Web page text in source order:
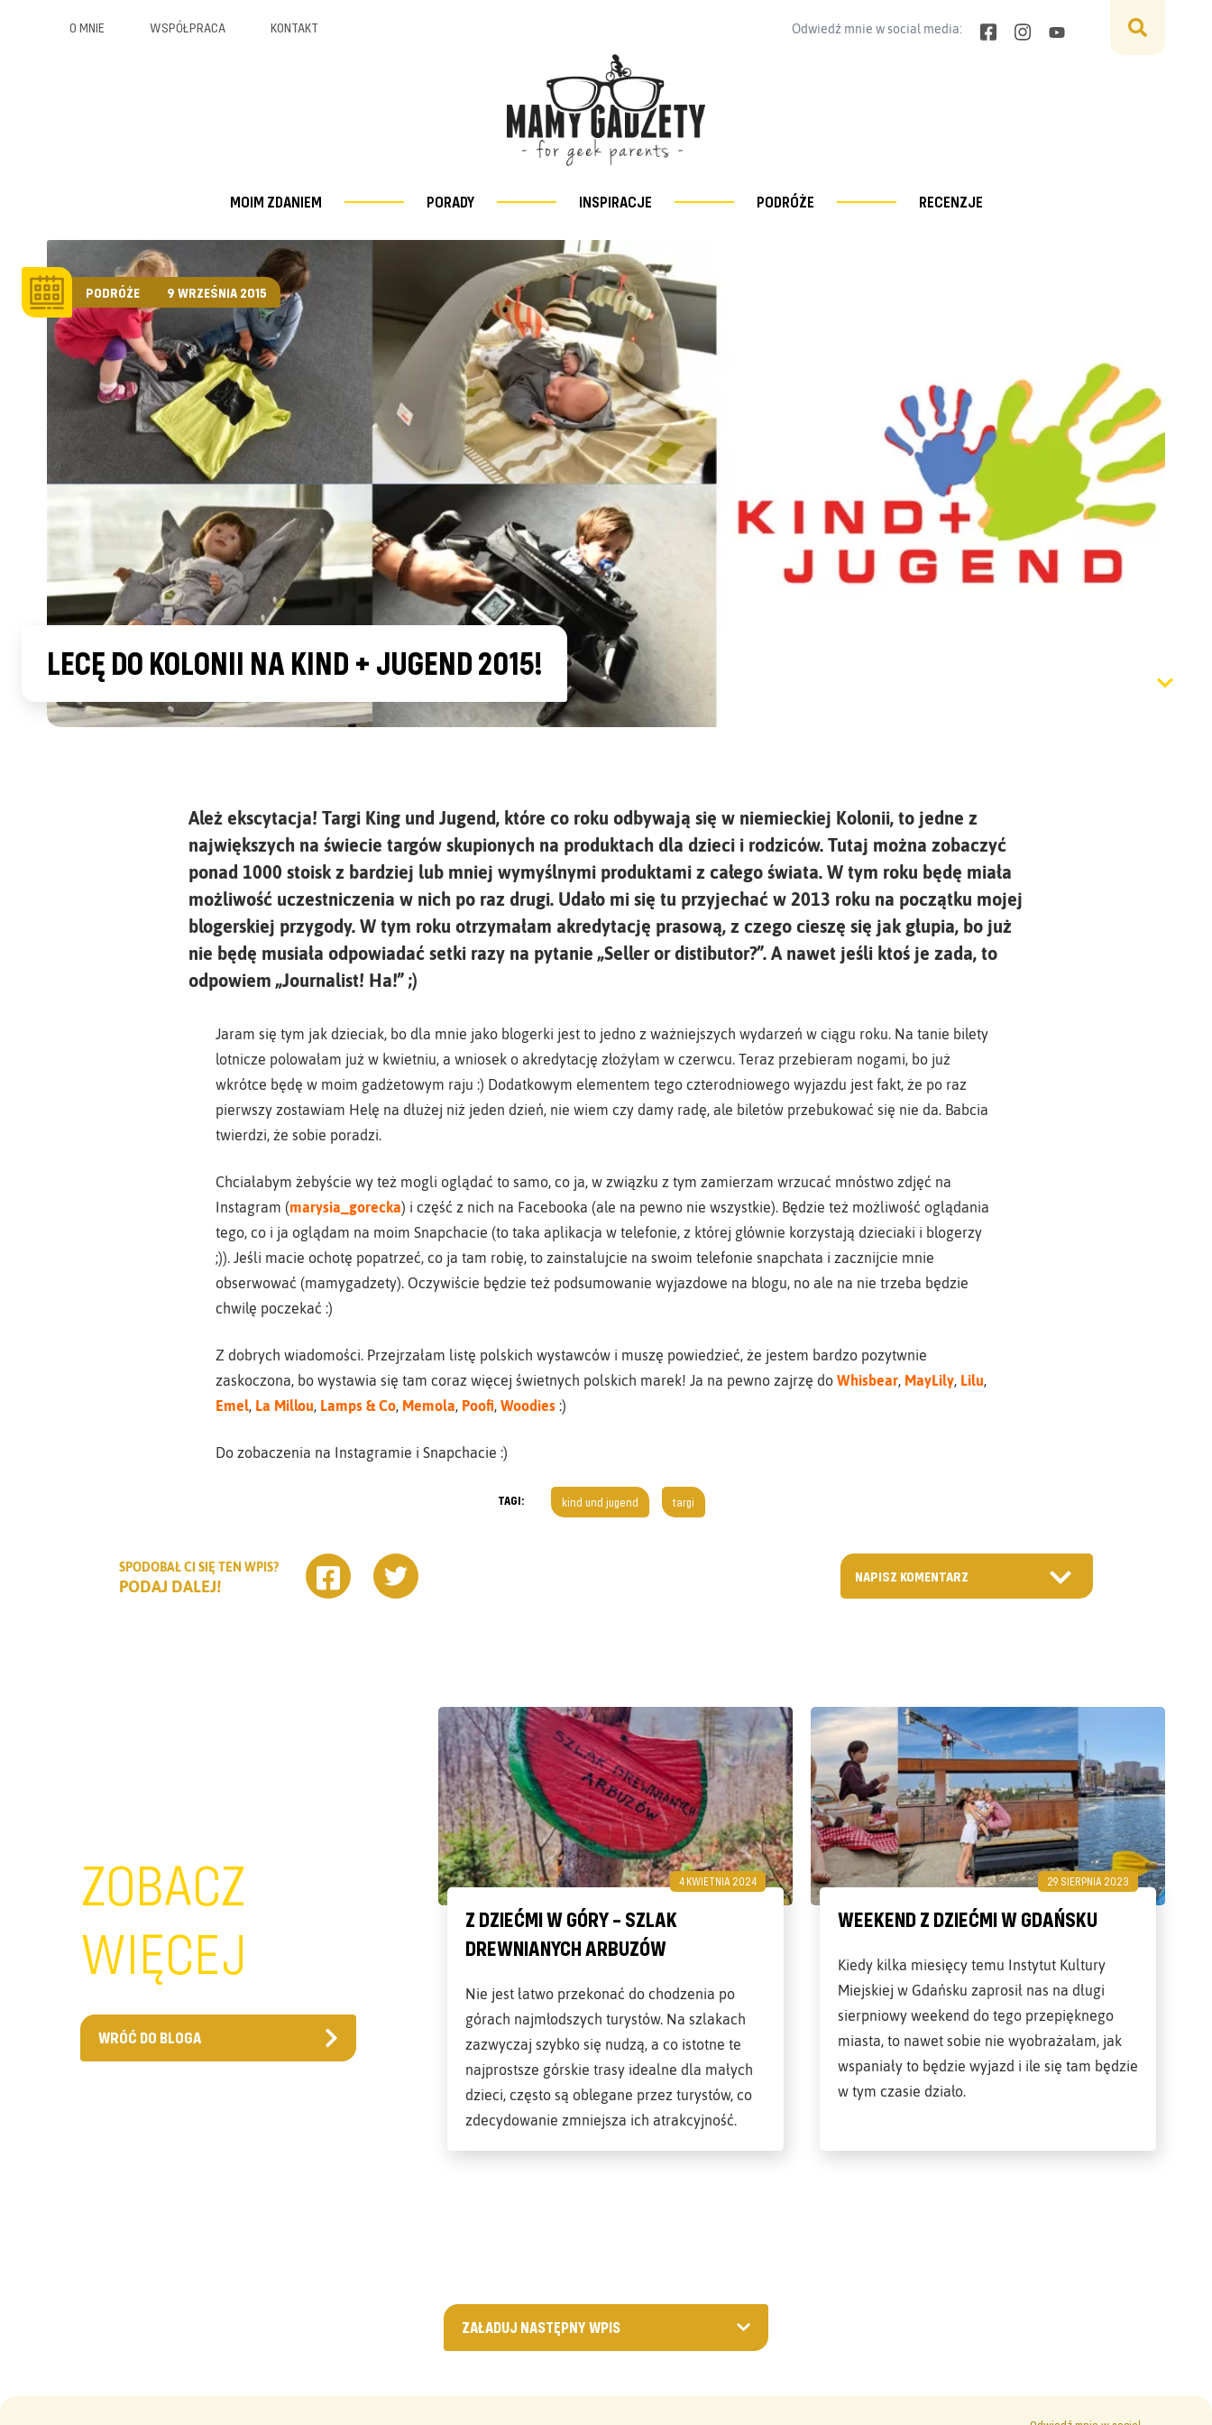
O MNIE WSPÓŁPRACA KONTAKT Odwiedź mnie w social media:
MOIM ZDANIEM PORADY INSPIRACJE PODRÓŻE RECENZJE
PODRÓŻE 9 WRZEŚNIA 2015
LECĘ DO KOLONII NA KIND + JUGEND 2015!
Ależ ekscytacja! Targi King und Jugend, które co roku odbywają się w niemieckiej Kolonii, to jedne z
największych na świecie targów skupionych na produktach dla dzieci i rodziców. Tutaj można zobaczyć
ponad 1000 stoisk z bardziej lub mniej wymyślnymi produktami z całego świata. W tym roku będę miała
możliwość uczestniczenia w nich po raz drugi. Udało mi się tu przyjechać w 2013 roku na początku mojej
blogerskiej przygody. W tym roku otrzymałam akredytację prasową, z czego cieszę się jak głupia, bo już
nie będę musiała odpowiadać setki razy na pytanie „Seller or distibutor?”. A nawet jeśli ktoś je zada, to
odpowiem „Journalist! Ha!” ;)
Jaram się tym jak dzieciak, bo dla mnie jako blogerki jest to jedno z ważniejszych wydarzeń w ciągu roku. Na tanie bilety
lotnicze polowałam już w kwietniu, a wniosek o akredytację złożyłam w czerwcu. Teraz przebieram nogami, bo już
wkrótce będę w moim gadżetowym raju :) Dodatkowym elementem tego czterodniowego wyjazdu jest fakt, że po raz
pierwszy zostawiam Helę na dłużej niż jeden dzień, nie wiem czy damy radę, ale biletów przebukować się nie da. Babcia
twierdzi, że sobie poradzi.
Chciałabym żebyście wy też mogli oglądać to samo, co ja, w związku z tym zamierzam wrzucać mnóstwo zdjęć na
Instagram (marysia_gorecka) i część z nich na Facebooka (ale na pewno nie wszystkie). Będzie też możliwość oglądania
tego, co i ja oglądam na moim Snapchacie (to taka aplikacja w telefonie, z której głównie korzystają dzieciaki i blogerzy
;)). Jeśli macie ochotę popatrzeć, co ja tam robię, to zainstalujcie na swoim telefonie snapchata i zacznijcie mnie
obserwować (mamygadzety). Oczywiście będzie też podsumowanie wyjazdowe na blogu, no ale na nie trzeba będzie
chwilę poczekać :)
Z dobrych wiadomości. Przejrzałam listę polskich wystawców i muszę powiedzieć, że jestem bardzo pozytwnie
zaskoczona, bo wystawia się tam coraz więcej świetnych polskich marek! Ja na pewno zajrzę do Whisbear, MayLily, Lilu,
Emel, La Millou, Lamps & Co, Memola, Poofi, Woodies :)
Do zobaczenia na Instagramie i Snapchacie :)
TAGI: kind und jugend targi
SPODOBAŁ CI SIĘ TEN WPIS?
PODAJ DALEJ!
NAPISZ KOMENTARZ
ZOBACZ
WIĘCEJ
WRÓĆ DO BLOGA
4 KWIETNIA 2024
Z DZIEĆMI W GÓRY – SZLAK
DREWNIANYCH ARBUZÓW
Nie jest łatwo przekonać do chodzenia po
górach najmłodszych turystów. Na szlakach
zazwyczaj szybko się nudzą, a co istotne te
najprostsze górskie trasy idealne dla małych
dzieci, często są oblegane przez turystów, co
zdecydowanie zmniejsza ich atrakcyjność.
29 SIERPNIA 2023
WEEKEND Z DZIEĆMI W GDAŃSKU
Kiedy kilka miesięcy temu Instytut Kultury
Miejskiej w Gdańsku zaprosił nas na długi
sierpniowy weekend do tego przepięknego
miasta, to nawet sobie nie wyobrażałam, jak
wspaniały to będzie wyjazd i ile się tam będzie
w tym czasie działo.
ZAŁADUJ NASTĘPNY WPIS